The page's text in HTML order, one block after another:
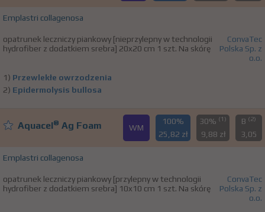
Emplastri collagenosa
opatrunek leczniczy piankowy [nieprzylepny w technologii
hydrofiber z dodatkiem srebra] 20x20 cm 1 szt. Na skórę
ConvaTec
Polska Sp. z
o.o.
1) Przewlekłe owrzodzenia
2) Epidermolysis bullosa
Aquacel® Ag Foam WM
100%
25,82 zł
30% (1)
9,88 zł
B (2)
3,05
Emplastri collagenosa
opatrunek leczniczy piankowy [przylepny w technologii
hydrofiber z dodatkiem srebra] 10x10 cm 1 szt. Na skórę
ConvaTec
Polska Sp. z
o.o.